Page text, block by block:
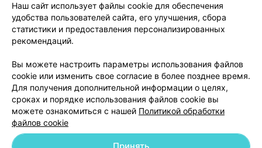
Вакансии
Партнеры
Написать руководителю 103.by
Обработка персональных данных
Наш сайт использует файлы cookie для обеспечения
удобства пользователей сайта, его улучшения, сбора
статистики и предоставления персонализированных
рекомендаций.
Вы можете настроить параметры использования файлов
cookie или изменить свое согласие в более позднее время.
Для получения дополнительной информации о целях,
сроках и порядке использования файлов cookie вы
можете ознакомиться с нашей Политикой обработки
файлов cookie